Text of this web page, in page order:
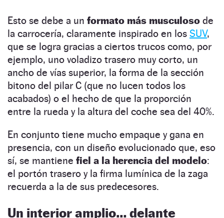
Esto se debe a un formato más musculoso de
la carrocería, claramente inspirado en los SUV,
que se logra gracias a ciertos trucos como, por
ejemplo, uno voladizo trasero muy corto, un
ancho de vías superior, la forma de la sección
bitono del pilar C (que no lucen todos los
acabados) o el hecho de que la proporción
entre la rueda y la altura del coche sea del 40%.
En conjunto tiene mucho empaque y gana en
presencia, con un diseño evolucionado que, eso
sí, se mantiene fiel a la herencia del modelo:
el portón trasero y la firma lumínica de la zaga
recuerda a la de sus predecesores.
Un interior amplio… delante